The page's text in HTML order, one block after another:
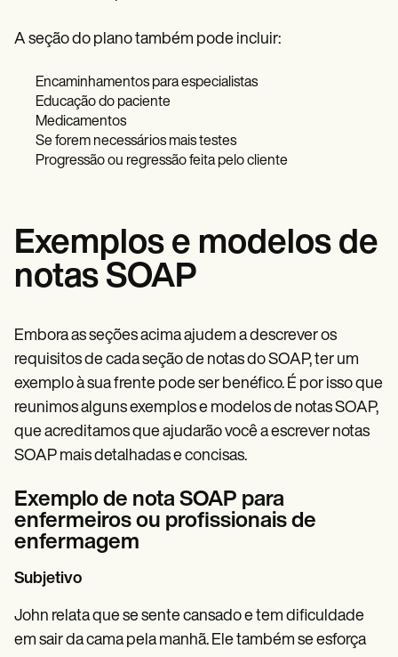
A seção do plano também pode incluir:
Encaminhamentos para especialistas
Educação do paciente
Medicamentos
Se forem necessários mais testes
Progressão ou regressão feita pelo cliente
Exemplos e modelos de
notas SOAP
Embora as seções acima ajudem a descrever os
requisitos de cada seção de notas do SOAP, ter um
exemplo à sua frente pode ser benéfico. É por isso que
reunimos alguns exemplos e modelos de notas SOAP,
que acreditamos que ajudarão você a escrever notas
SOAP mais detalhadas e concisas.
Exemplo de nota SOAP para
enfermeiros ou profissionais de
enfermagem
Subjetivo
John relata que se sente cansado e tem dificuldade
em sair da cama pela manhã. Ele também se esforça